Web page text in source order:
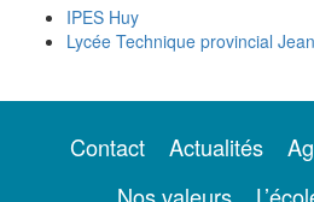
IPES Huy
Lycée Technique provincial
Contact Actualités